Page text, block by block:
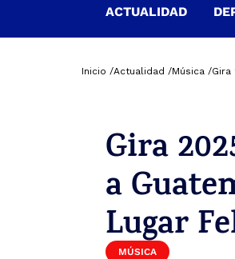
ACTUALIDAD
Inicio /Actualidad /Música /Gira
Gira
a
Lugar
MÚSICA